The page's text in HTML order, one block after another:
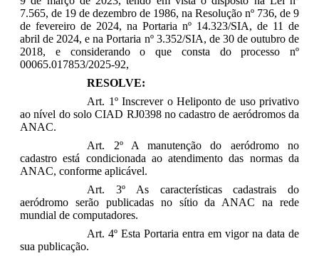
7.565, de 19 de dezembro de 1986, na Resolução nº 736, de 9
de fevereiro de 2024, na Portaria nº 14.323/SIA, de 11 de
abril de 2024, e na Portaria nº 3.352/SIA, de 30 de outubro de
2018, e considerando o que consta do processo nº
00065.017853/2025-92,
RESOLVE:
Art. 1º Inscrever o Heliponto de uso privativo
ao nível do solo CIAD RJ0398 no cadastro de aeródromos da
ANAC.
Art. 2º A manutenção do aeródromo no
cadastro está condicionada ao atendimento das normas da
ANAC, conforme aplicável.
Art. 3º As características cadastrais do
aeródromo serão publicadas no sítio da ANAC na rede
mundial de computadores.
Art. 4º Esta Portaria entra em vigor na data de
sua publicação.